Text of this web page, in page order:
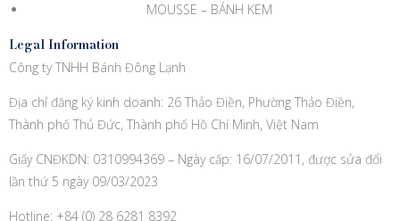
MOUSSE – BÁNH KEM
Legal Information
Công ty TNHH Bánh Đông Lạnh
Địa chỉ đăng ký kinh doanh: 26 Thảo Điền, Phường Thảo Điền,
Thành phố Thủ Đức, Thành phố Hồ Chí Minh, Việt Nam
Giấy CNĐKDN: 0310994369 – Ngày cấp: 16/07/2011, được sửa đổi
lần thứ 5 ngày 09/03/2023
Hotline: +84 (0) 28 6281 8392